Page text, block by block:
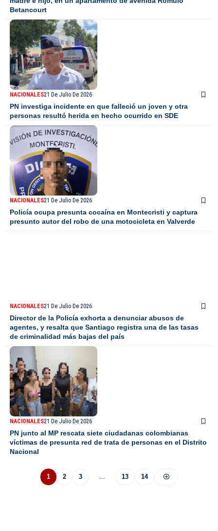
Betancourt
NACIONALES21 De Julio De 2026
PN investiga incidente en que falleció un joven y otra
personas resultó herida en hecho ocurrido en SDE
NACIONALES21 De Julio De 2026
Policía ocupa presunta cocaína en Montecristi y captura
presunto autor del robo de una motocicleta en Valverde
NACIONALES21 De Julio De 2026
Director de la Policía exhorta a denunciar abusos de
agentes, y resalta que Santiago registra una de las tasas
de criminalidad más bajas del país
NACIONALES21 De Julio De 2026
PN junto al MP rescata siete ciudadanas colombianas
víctimas de presunta red de trata de personas en el Distrito
Nacional
1 2 3 … 13 14